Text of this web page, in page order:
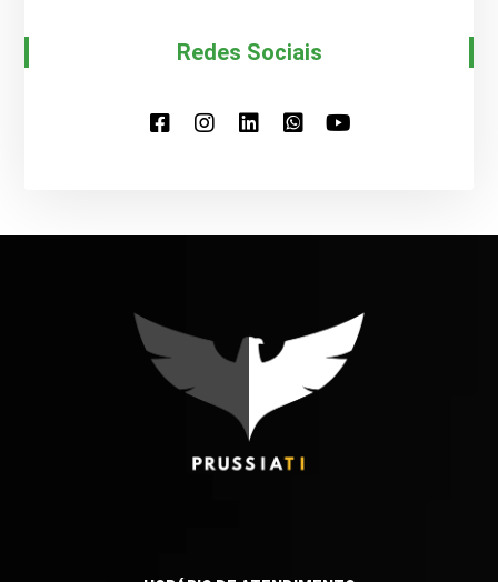
Redes Sociais